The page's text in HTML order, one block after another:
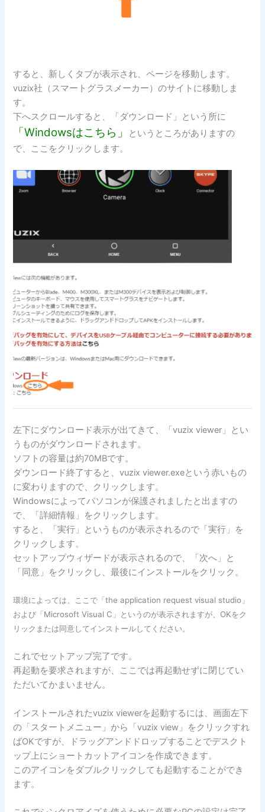
すると、新しくタブが表示され、ページを移動します。
vuzix社（スマートグラスメーカー）のサイトに移動しま
す。
下へスクロールすると、「ダウンロード」という所に
「Windowsはこちら」
というところがありますの
で、ここをクリックします。
左下にダウンロード表示が出てきて、「vuzix viewer」とい
うものがダウンロードされます。
ソフトの容量は約70MBです。
ダウンロード終了すると、vuzix viewer.exeという赤いもの
に変わりますので、クリックします。
Windowsによってパソコンが保護されましたと出ますの
で、「詳細情報」をクリックします。
すると、「実行」というものが表示されるので「実行」を
クリックします。
セットアップウィザードが表示されるので、「次へ」と
「同意」をクリックし、最後にインストールをクリック。
環境によっては、ここで「the application request visual studio」
および「Microsoft Visual C」というのが表示されますが、OKをク
リックまたは同意してインストールしてください。
これでセットアップ完了です。
再起動を要求されますが、ここでは再起動せずに閉じてい
ただいてかまいません。
インストールされたvuzix viewerを起動するには、画面左下
の「スタートメニュー」から「vuzix view」をクリックすれ
ばOKですが、ドラッグアンドドロップすることでデスクト
ップ上にショートカットアイコンを作成できます。
このアイコンをダブルクリックしても起動することができ
ます。